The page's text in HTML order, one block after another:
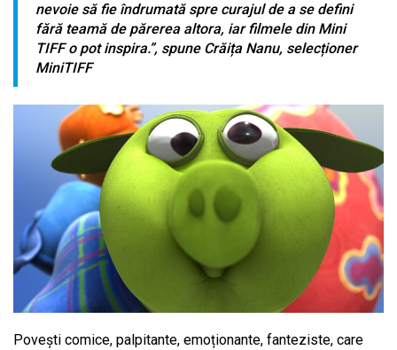
nevoie să fie îndrumată spre curajul de a se defini
fără teamă de părerea altora, iar filmele din Mini
TIFF o pot inspira.”, spune Crăița Nanu, selecționer
MiniTIFF
Povești comice, palpitante, emoționante, fanteziste, care